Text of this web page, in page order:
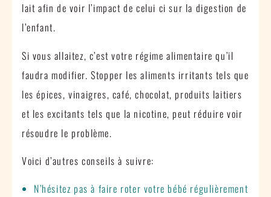
lait afin de voir l’impact de celui ci sur la digestion de
l’enfant.
Si vous allaitez, c’est votre régime alimentaire qu’il
faudra modifier. Stopper les aliments irritants tels que
les épices, vinaigres, café, chocolat, produits laitiers
et les excitants tels que la nicotine, peut réduire voir
résoudre le problème.
Voici d’autres conseils à suivre:
N’hésitez pas à faire roter votre bébé régulièrement